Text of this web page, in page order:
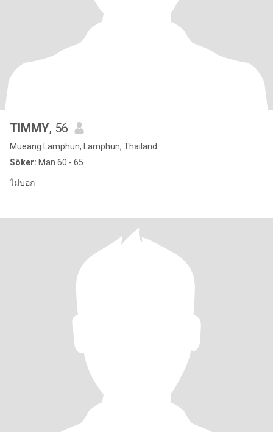
TIMMY, 56
Mueang Lamphun, Lamphun, Thailand
Söker: Man 60 - 65
ไม่บอก